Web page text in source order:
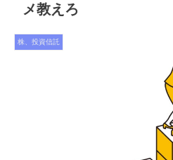
メ教えろ
株、投資信託